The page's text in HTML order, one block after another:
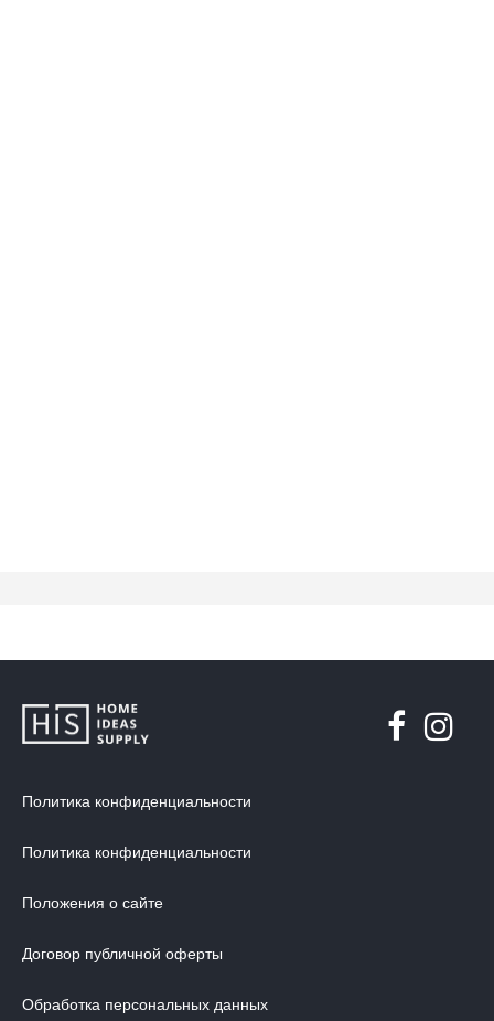
Политика конфиденциальности
Политика конфиденциальности
Положения о сайте
Договор публичной оферты
Обработка персональных данных